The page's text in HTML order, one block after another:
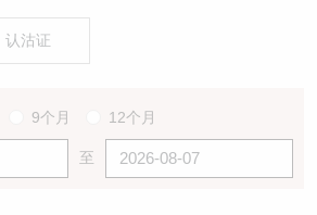
认沽证
9个月 12个月
至